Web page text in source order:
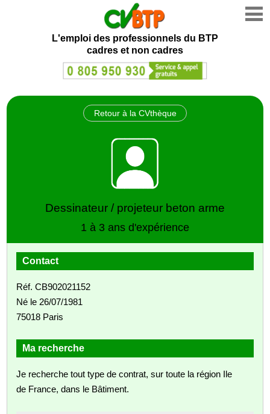
L'emploi des professionnels du BTP
cadres et non cadres
Retour à la CVthèque
Dessinateur / projeteur beton arme
1 à 3 ans d'expérience
Contact
Réf. CB902021152
Né le 26/07/1981
75018 Paris
Ma recherche
Je recherche tout type de contrat, sur toute la région Ile
de France, dans le Bâtiment.